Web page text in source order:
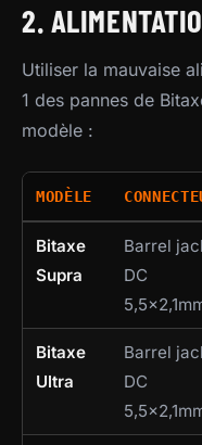
2.
Utiliser la mauvaise
1 des pannes de
modèle :
MODÈLE
Bitaxe
Supra
Barrel
DC
Bitaxe
Ultra
Barrel
DC